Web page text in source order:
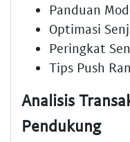
Panduan
Optimasi
Peringkat
Tips Push
Analisis
Pendukung